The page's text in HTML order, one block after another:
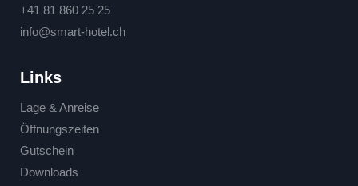
+41 81 860 25 25
info@smart-hotel.ch
Links
Lage & Anreise
Öffnungszeiten
Gutschein
Downloads